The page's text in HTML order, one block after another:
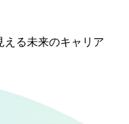
える未来のキャリア